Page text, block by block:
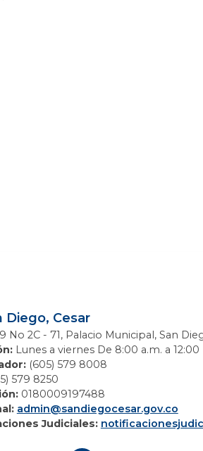
Diego, Cesar
No 2C - 71, Palacio Municipal, San
Lunes a viernes De 8:00 a.m. a
(605) 579 8008
579 8250
0180009197488
admin@sandiegocesar.gov.co
Judiciales: